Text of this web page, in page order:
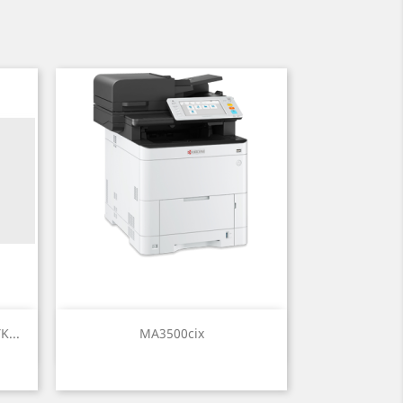
MA3500cix
Brzi pregled